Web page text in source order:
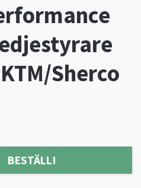
Sherco
BESTÄLL!